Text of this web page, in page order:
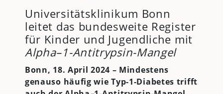
Universitätsklinikum Bonn
leitet das bundesweite Register
für Kinder und Jugendliche mit
Alpha–1-Antitrypsin-Mangel
Bonn, 18. April 2024 – Mindestens
genauso häufig wie Typ-1-Diabetes trifft